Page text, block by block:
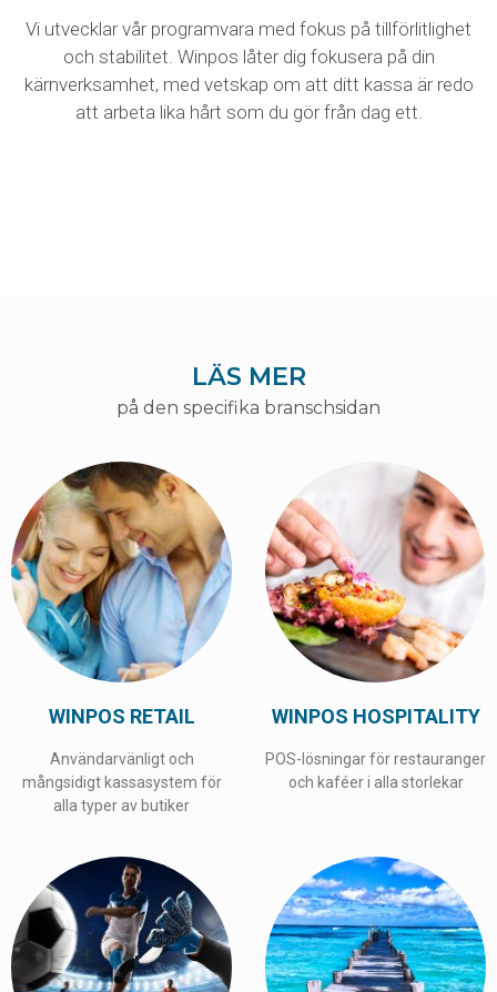
Vi utvecklar vår programvara med fokus på tillförlitlighet
och stabilitet. Winpos låter dig fokusera på din
kärnverksamhet, med vetskap om att ditt kassa är redo
att arbeta lika hårt som du gör från dag ett.
LÄS MER
på den specifika branschsidan
WINPOS RETAIL
Användarvänligt och
mångsidigt kassasystem för
alla typer av butiker
WINPOS HOSPITALITY
POS-lösningar för restauranger
och kaféer i alla storlekar